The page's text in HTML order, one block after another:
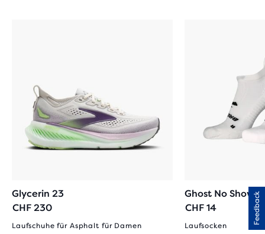
Glycerin 23
CHF 230
Laufschuhe für Asphalt für Damen
Ghost No Show
CHF 14
Laufsocken
Feedback